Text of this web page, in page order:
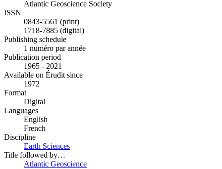
Atlantic Geoscience Society
ISSN
0843-5561 (print)
1718-7885 (digital)
Publishing schedule
1 numéro par année
Publication period
1965 - 2021
Available on Érudit since
1972
Format
Digital
Languages
English
French
Discipline
Earth Sciences
Title followed by…
Atlantic Geoscience